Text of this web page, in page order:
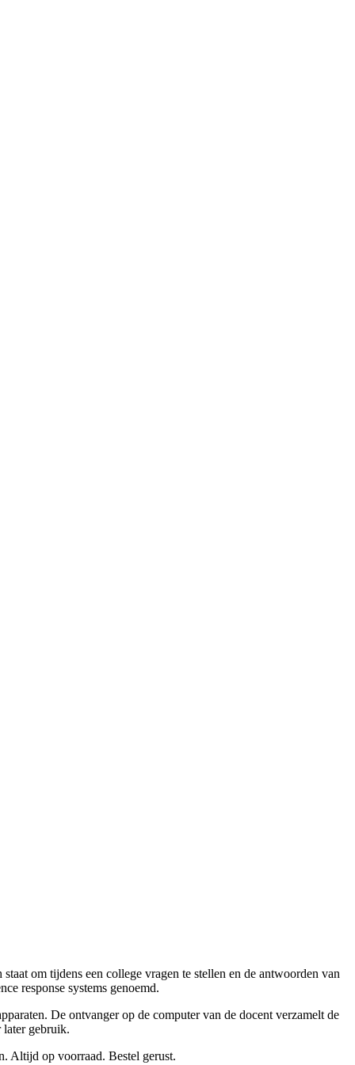
om tijdens een college vragen te stellen en de antwoorden van
response systems genoemd.
De ontvanger op de computer van de docent verzamelt de
later gebruik.
Altijd op voorraad. Bestel gerust.